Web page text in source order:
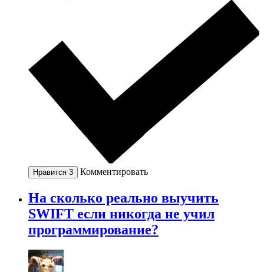
Нравится 3 Комментировать
На сколько реально выучить
SWIFT если никогда не учил
программирование?